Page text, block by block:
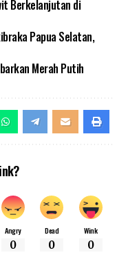
Berkelanjutan di
Papua Selatan,
Merah Putih
Angry
0
Dead
0
Wink
0